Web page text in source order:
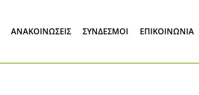
ΑΝΑΚΟΙΝΏΣΕΙΣ ΣΎΝΔΕΣΜΟΙ ΕΠΙΚΟΙΝΩΝΊΑ